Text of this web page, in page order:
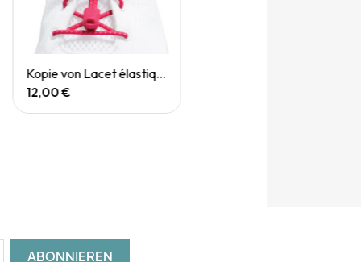
Quick View
Kopie von Lacet élastique lock laces
12,00 €